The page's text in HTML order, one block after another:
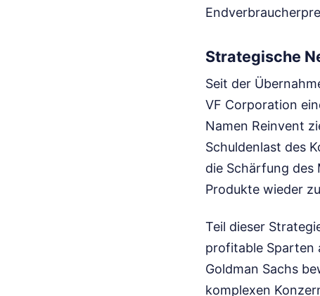
Strategische
Seit der
VF Corporation
Namen Reinvent
Schuldenlast des
die Schärfung des
Produkte wieder
Teil dieser
profitable Sparten
Goldman Sachs
komplexen